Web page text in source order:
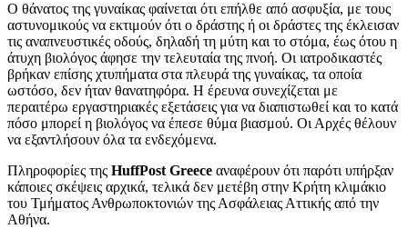
Ο θάνατος της γυναίκας φαίνεται ότι επήλθε από ασφυξία, με τους
αστυνομικούς να εκτιμούν ότι ο δράστης ή οι δράστες της έκλεισαν
τις αναπνευστικές οδούς, δηλαδή τη μύτη και το στόμα, έως ότου η
άτυχη βιολόγος άφησε την τελευταία της πνοή. Οι ιατροδικαστές
βρήκαν επίσης χτυπήματα στα πλευρά της γυναίκας, τα οποία
ωστόσο, δεν ήταν θανατηφόρα. Η έρευνα συνεχίζεται με
περαιτέρω εργαστηριακές εξετάσεις για να διαπιστωθεί και το κατά
πόσο μπορεί η βιολόγος να έπεσε θύμα βιασμού. Οι Αρχές θέλουν
να εξαντλήσουν όλα τα ενδεχόμενα.
Πληροφορίες της HuffPost Greece αναφέρουν ότι παρότι υπήρξαν
κάποιες σκέψεις αρχικά, τελικά δεν μετέβη στην Κρήτη κλιμάκιο
του Τμήματος Ανθρωποκτονιών της Ασφάλειας Αττικής από την
Αθήνα.